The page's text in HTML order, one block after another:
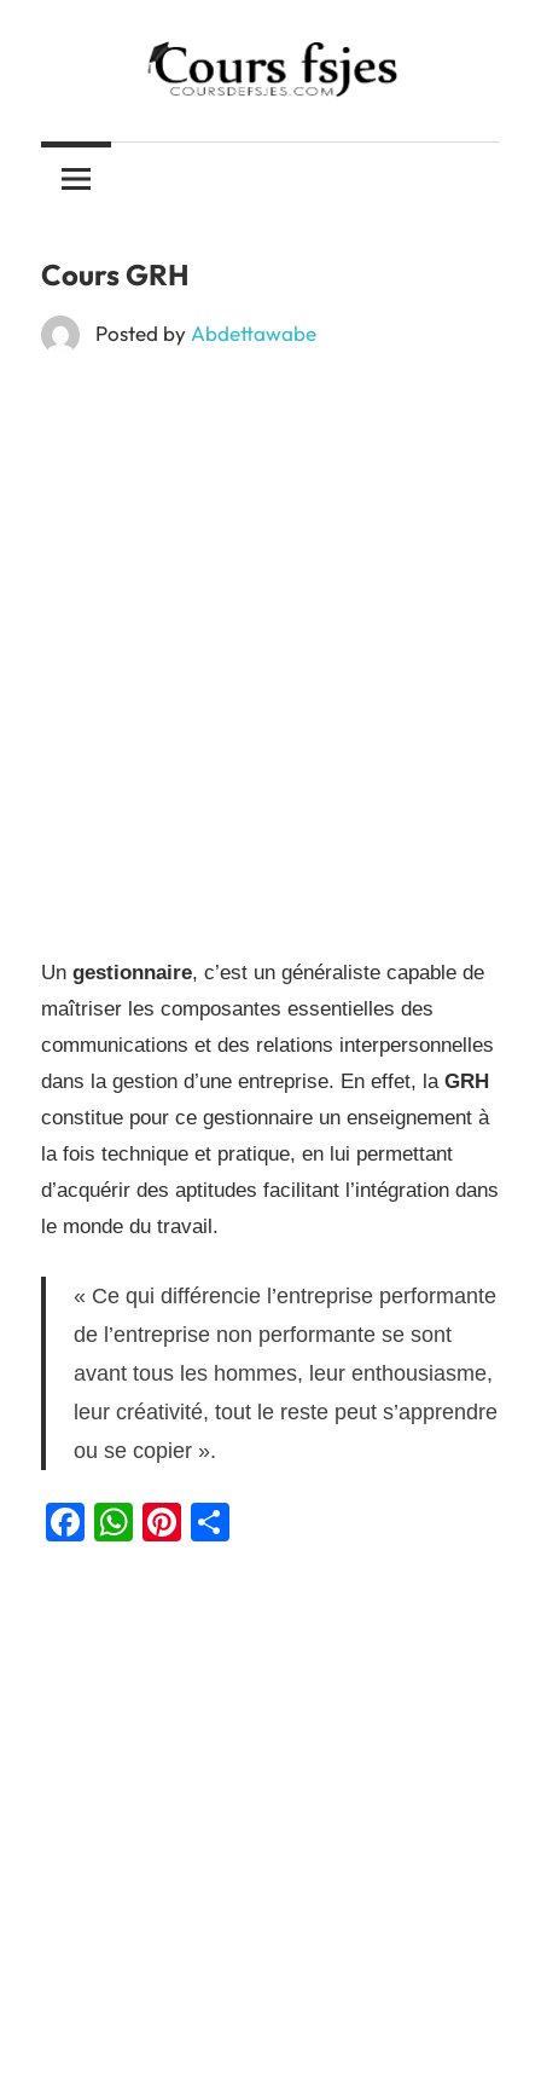
COURS
FSJES
vos
cours
ENCG
Cours GRH
Posted by Abdettawabe
Un gestionnaire, c’est un généraliste capable de
maîtriser les composantes essentielles des
communications et des relations interpersonnelles
dans la gestion d’une entreprise. En effet, la GRH
constitue pour ce gestionnaire un enseignement à
la fois technique et pratique, en lui permettant
d’acquérir des aptitudes facilitant l’intégration dans
le monde du travail.
« Ce qui différencie l’entreprise performante
de l’entreprise non performante se sont
avant tous les hommes, leur enthousiasme,
leur créativité, tout le reste peut s’apprendre
ou se copier ».
Facebook
WhatsApp
Pinterest